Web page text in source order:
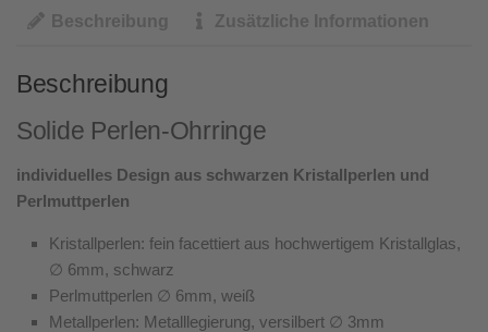
Beschreibung Zusätzliche Informationen
Beschreibung
Solide Perlen-Ohrringe
individuelles Design aus schwarzen Kristallperlen und
Perlmuttperlen
Kristallperlen: fein facettiert aus hochwertigem Kristallglas,
∅ 6mm, schwarz
Perlmuttperlen ∅ 6mm, weiß
Metallperlen: Metalllegierung, versilbert ∅ 3mm